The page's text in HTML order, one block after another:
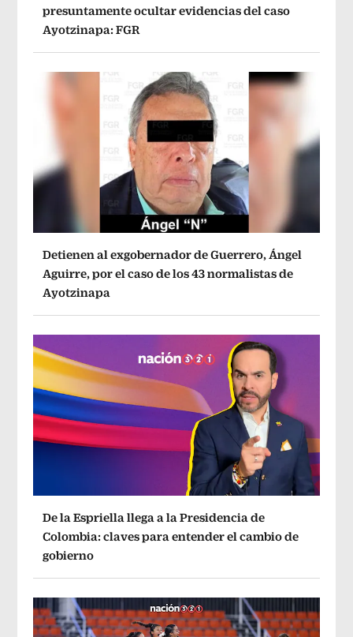
presuntamente ocultar evidencias del caso
Ayotzinapa: FGR
Detienen al exgobernador de Guerrero, Ángel
Aguirre, por el caso de los 43 normalistas de
Ayotzinapa
De la Espriella llega a la Presidencia de
Colombia: claves para entender el cambio de
gobierno